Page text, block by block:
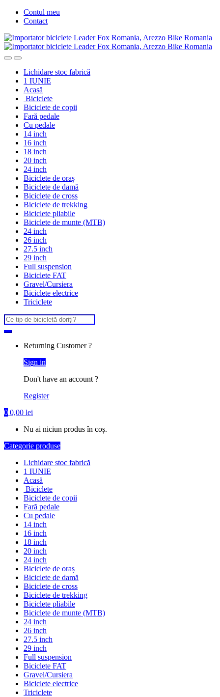
Skip
Skip
Contul meu
Contact
Lichidare stoc fabrică
1 IUNIE
Acasă
Biciclete
Biciclete de copii
Fară pedale
Cu pedale
14 inch
16 inch
18 inch
20 inch
24 inch
Biciclete de oraș
Biciclete de damă
Biciclete de cross
Biciclete de trekking
Biciclete pliabile
Biciclete de munte (MTB)
24 inch
26 inch
27.5 inch
29 inch
Full suspension
Biciclete FAT
Gravel/Cursiera
Biciclete electrice
Triciclete
Search
for:
Returning Customer ?
Sign in
Don't have an account ?
Register
0 0,00 lei
Nu ai niciun produs în coș.
Categorie produse
Lichidare stoc fabrică
1 IUNIE
Acasă
Biciclete
Biciclete de copii
Fară pedale
Cu pedale
14 inch
16 inch
18 inch
20 inch
24 inch
Biciclete de oraș
Biciclete de damă
Biciclete de cross
Biciclete de trekking
Biciclete pliabile
Biciclete de munte (MTB)
24 inch
26 inch
27.5 inch
29 inch
Full suspension
Biciclete FAT
Gravel/Cursiera
Biciclete electrice
Triciclete